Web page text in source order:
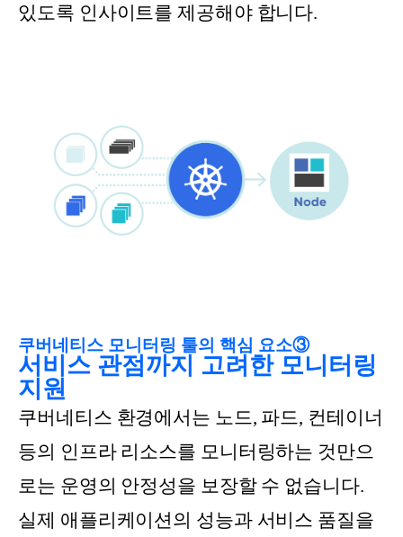
있도록 인사이트를 제공해야 합니다.
쿠버네티스 모니터링 툴의 핵심 요소③
서비스 관점까지 고려한 모니터링
지원
쿠버네티스 환경에서는 노드, 파드, 컨테이너
등의 인프라 리소스를 모니터링하는 것만으
로는 운영의 안정성을 보장할 수 없습니다.
실제 애플리케이션의 성능과 서비스 품질을